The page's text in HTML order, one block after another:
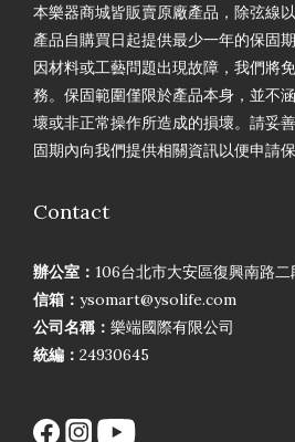
本樂器商城皆販賣原廠產品，除弦線
產品自購買日起提供最少一年的保固
因材料或工藝問題出現故障，我們將
務。保固範圍僅限於產品本身，並不
壞或非正常操作所造成的損壞。請妥
固期內向我們提供相關資訊以便申請保
Contact
辦公室： 106台北市大安區復興南路
信箱： ysomart@ysolife.com
公司名稱： 樂端國際有限公司
統編： 24930645